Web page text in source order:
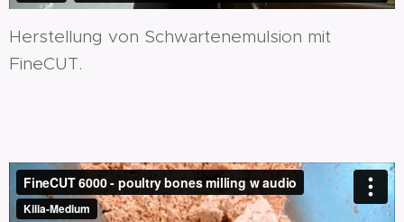
Herstellung von Schwartenemulsion mit
FineCUT.